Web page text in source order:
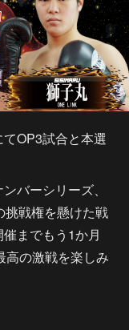
OP3試合と本選
バーシリーズ、
挑戦権を懸けた戦
までもう1か月
の激戦を楽しみ